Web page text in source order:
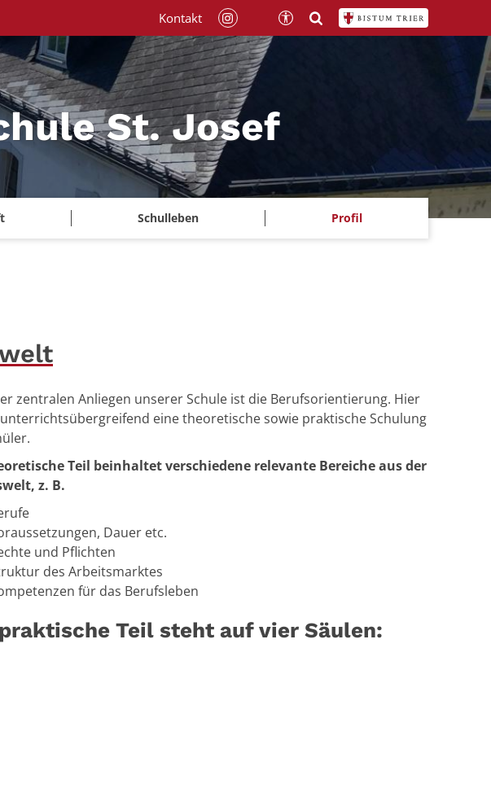
St. Josef
Schulleben Profil
Kontakt
zentralen Anliegen unserer Schule ist die Berufsorientierung. Hier
eine theoretische sowie praktische Schulung
Teil beinhaltet verschiedene relevante Bereiche aus der
z. B.
Dauer etc.
und Pflichten
des Arbeitsmarktes
für das Berufsleben
Teil steht auf vier Säulen: